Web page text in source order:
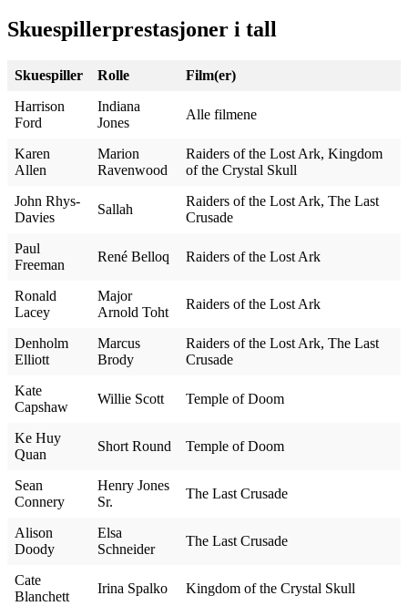
Skuespillerprestasjoner i tall
Skuespiller Rolle
Film(er)
Harrison
Ford
Indiana
Jones
Alle filmene
Karen
Allen
Marion
Ravenwood
Raiders of the Lost Ark, Kingdom
of the Crystal Skull
John Rhys-
Davies
Sallah
Raiders of the Lost Ark, The Last
Crusade
Paul
Freeman
René Belloq Raiders of the Lost Ark
Ronald
Lacey
Major
Arnold Toht
Raiders of the Lost Ark
Denholm
Elliott
Marcus
Brody
Raiders of the Lost Ark, The Last
Crusade
Kate
Capshaw
Willie Scott Temple of Doom
Ke Huy
Quan
Short Round Temple of Doom
Sean
Connery
Henry Jones
Sr.
The Last Crusade
Alison
Doody
Elsa
Schneider
The Last Crusade
Cate
Blanchett
Irina Spalko Kingdom of the Crystal Skull